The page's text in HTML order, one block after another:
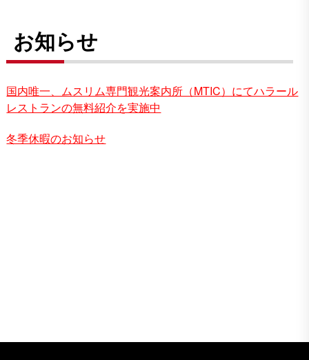
お知らせ
国内唯一、ムスリム専門観光案内所（MTIC）にてハラール
レストランの無料紹介を実施中
冬季休暇のお知らせ